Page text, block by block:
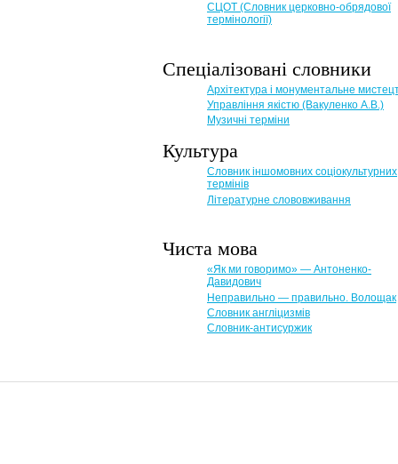
СЦОТ (Словник церковно-обрядової
термінології)
Спеціалізовані словники
Архітектура і монументальне
Управління якістю (Вакуленко А.В.)
Музичні терміни
Культура
Словник іншомовних соціокультурних
термінів
Літературне слововживання
Чиста мова
«Як ми говоримо» — Антоненко-
Давидович
Неправильно — правильно. Волощак
Словник англіцизмів
Словник-антисуржик